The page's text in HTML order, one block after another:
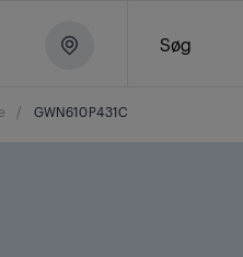
Søg
/ GWN610P431C